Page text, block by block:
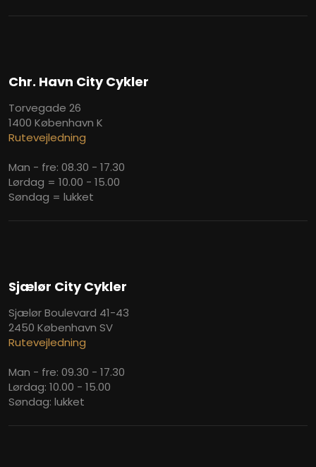
Chr. Havn City Cykler
Torvegade 26
1400 København K
Rutevejledning
Man - fre: 08.30 - 17.30
Lørdag = 10.00 - 15.00
Søndag = lukket
Sjælør City Cykler
Sjælør Boulevard 41-43
2450 København SV
Rutevejledning
​Man - fre: 09.30 - 17.30
​Lørdag: 10.00 - 15.00
Søndag: lukket